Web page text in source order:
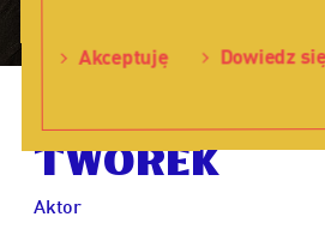
Akceptuję Dowiedz
Piotr
Tworek
Aktor